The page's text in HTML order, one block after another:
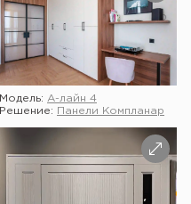
Модель: А-лайн 4
Решение:
Панели Компланар